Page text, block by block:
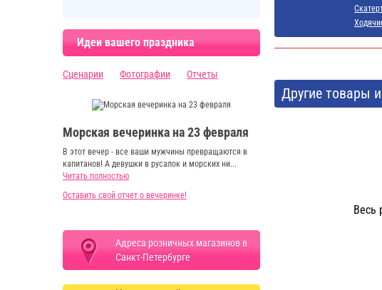
Идеи вашего праздника
Сценарии Фотографии Отчеты
Морская вечеринка на 23 февраля
В этот вечер - все ваши мужчины превращаются в
капитанов! А девушки в русалок и морских ни...
Читать полностью
Оставить свой отчет о вечеринке!
Адреса розничных магазинов в
Санкт-Петербурге
Другие товары
Весь